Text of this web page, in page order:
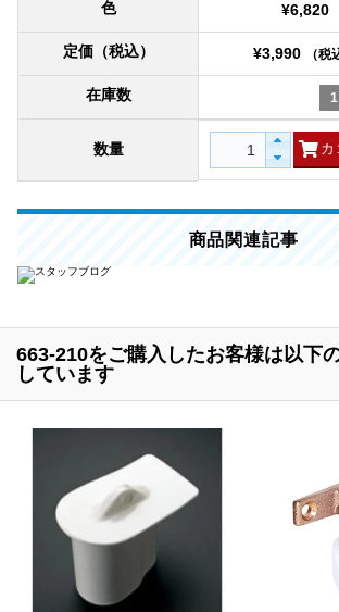
色 ¥6,820
定価（税込） ¥3,990 （税
在庫数 1
数量
商品関連記事
663-210をご購入したお客様は以下
しています